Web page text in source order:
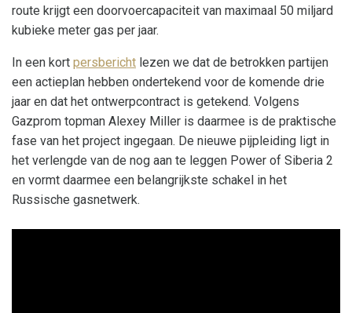
route krijgt een doorvoercapaciteit van maximaal 50 miljard
kubieke meter gas per jaar.
In een kort persbericht lezen we dat de betrokken partijen
een actieplan hebben ondertekend voor de komende drie
jaar en dat het ontwerpcontract is getekend. Volgens
Gazprom topman Alexey Miller is daarmee is de praktische
fase van het project ingegaan. De nieuwe pijpleiding ligt in
het verlengde van de nog aan te leggen Power of Siberia 2
en vormt daarmee een belangrijkste schakel in het
Russische gasnetwerk.